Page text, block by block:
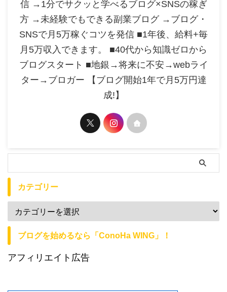
信 →1分でサクッと学べるブログ×SNSの稼ぎ
方 →未経験でもできる副業ブログ →ブログ・
SNSで月5万稼ぐコツを発信 ■1年後、給料+毎
月5万収入できます。 ■40代から知識ゼロから
ブログスタート ■地銀→将来に不安→webライ
ター→ブロガー 【ブログ開始1年で月5万円達
成!】
カテゴリー
ブログを始めるなら「ConoHa WING」！
アフィリエイト広告